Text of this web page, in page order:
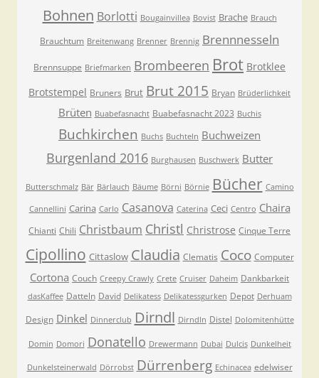
Bohnen Borlotti Bougainvillea Bovist Brache Brauch
Brauchtum Breitenwang Brenner Brennig Brennnesseln
Brennsuppe Briefmarken Brombeeren Brot Brotklee
Brotstempel Bruners Brut Brut 2015 Bryan Brüderlichkeit
Brüten Buabefasnacht Buabefasnacht 2023 Buchis
Buchkirchen Buchs Buchteln Buchweizen
Burgenland 2016 Burghausen Buschwerk Butter
Butterschmalz Bär Bärlauch Bäume Börni Börnie Bücher Camino
Cannellini Carina Carlo Casanova Caterina Ceci Centro Chaira
Chianti Chili Christbaum Christl Christrose Cinque Terre
Cipollino Cittaslow Claudia Clematis Coco Computer
Cortona Couch Creepy Crawly Crete Cruiser Daheim Dankbarkeit
dasKaffee Datteln David Delikatess Delikatessgurken Depot Derhuam
Design Dinkel Dinnerclub Dirndl Dirndln Distel Dolomitenhütte
Domin Domori Donatello Drewermann Dubai Dulcis Dunkelheit
Dunkelsteinerwald Dörrobst Dürrenberg Echinacea edelwiser